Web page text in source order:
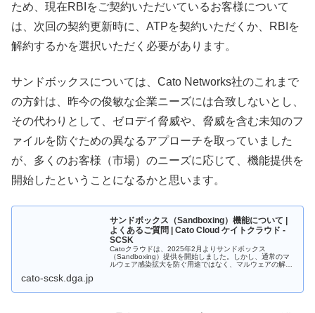
ため、現在RBIをご契約いただいているお客様について
は、次回の契約更新時に、ATPを契約いただくか、RBIを
解約するかを選択いただく必要があります。
サンドボックスについては、Cato Networks社のこれまで
の方針は、昨今の俊敏な企業ニーズには合致しないとし、
その代わりとして、ゼロデイ脅威や、脅威を含む未知のフ
ァイルを防ぐための異なるアプローチを取っていました
が、多くのお客様（市場）のニーズに応じて、機能提供を
開始したということになるかと思います。
サンドボックス（Sandboxing）機能について |
よくあるご質問 | Cato Cloud ケイトクラウド -
SCSK
Catoクラウドは、2025年2月よりサンドボックス
（Sandboxing）提供を開始しました。しかし、通常のマ
ルウェア感染拡大を防ぐ用途ではなく、マルウェアの解析
cato-scsk.dga.jp